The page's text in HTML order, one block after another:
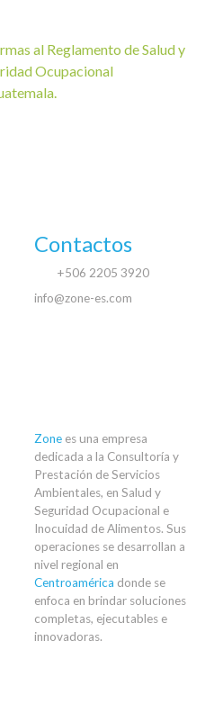
al Reglamento de Salud y
Ocupacional
Contactos
+506 2205 3920
info@zone-es.com
Zone es una empresa
dedicada a la Consultoría y
Prestación de Servicios
Ambientales, en Salud y
Seguridad Ocupacional e
Inocuidad de Alimentos. Sus
operaciones se desarrollan a
nivel regional en
Centroamérica donde se
enfoca en brindar soluciones
completas, ejecutables e
innovadoras.